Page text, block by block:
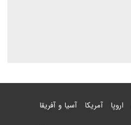
اروپا آمریکا آسیا و آفریقا